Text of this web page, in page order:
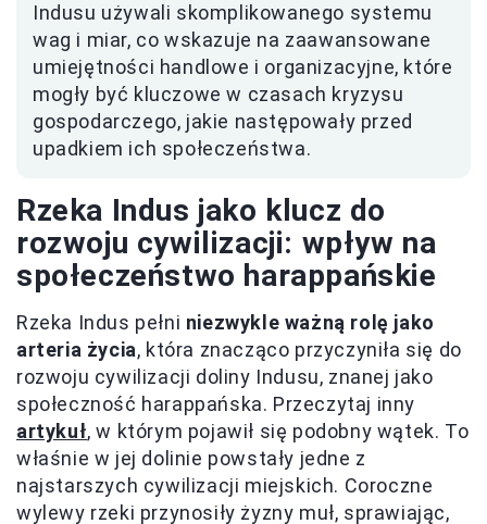
Indusu używali skomplikowanego systemu
wag i miar, co wskazuje na zaawansowane
umiejętności handlowe i organizacyjne, które
mogły być kluczowe w czasach kryzysu
gospodarczego, jakie następowały przed
upadkiem ich społeczeństwa.
Rzeka Indus jako klucz do
rozwoju cywilizacji: wpływ na
społeczeństwo harappańskie
Rzeka Indus pełni niezwykle ważną rolę jako
arteria życia, która znacząco przyczyniła się do
rozwoju cywilizacji doliny Indusu, znanej jako
społeczność harappańska. Przeczytaj inny
artykuł, w którym pojawił się podobny wątek. To
właśnie w jej dolinie powstały jedne z
najstarszych cywilizacji miejskich. Coroczne
wylewy rzeki przynosiły żyzny muł, sprawiając,